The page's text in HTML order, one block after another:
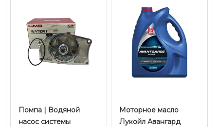
Помпа | Водяной
насос системы
Моторное масло
Лукойл Авангард